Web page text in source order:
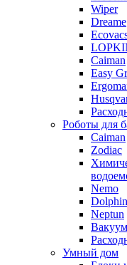
Wiper
Dreame
Caiman
Easy
Роботы для
Caiman
Zodiac
Nemo
Dolphin
Neptun
Умный дом